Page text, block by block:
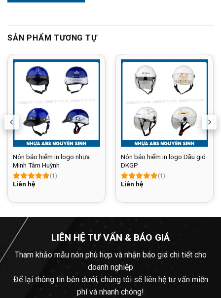
empty.
SẢN PHẨM TƯƠNG TỰ
Nón bảo hiểm in logo nhựa
Minh Tâm Huỳnh
(1)
Liên hệ
Nón bảo hiểm in logo Dầu gió
DKGP
(1)
Liên hệ
LIÊN HỆ TƯ VẤN & BÁO GIÁ
Tham khảo mẫu nón phù hợp và nhận báo giá chi tiết cho
doanh nghiệp
Để lại thông tin bên dưới, chúng tôi sẽ liên hệ tư vấn miễn
phí và nhanh chóng!